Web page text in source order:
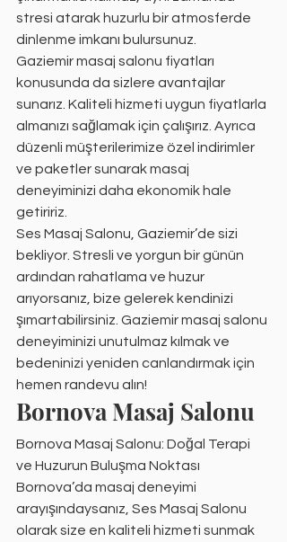
stresi atarak huzurlu bir atmosferde
dinlenme imkanı bulursunuz.
Gaziemir masaj salonu fiyatları
konusunda da sizlere avantajlar
sunarız. Kaliteli hizmeti uygun fiyatlarla
almanızı sağlamak için çalışırız. Ayrıca
düzenli müşterilerimize özel indirimler
ve paketler sunarak masaj
deneyiminizi daha ekonomik hale
getiririz.
Ses Masaj Salonu, Gaziemir’de sizi
bekliyor. Stresli ve yorgun bir günün
ardından rahatlama ve huzur
arıyorsanız, bize gelerek kendinizi
şımartabilirsiniz. Gaziemir masaj salonu
deneyiminizi unutulmaz kılmak ve
bedeninizi yeniden canlandırmak için
hemen randevu alın!
Bornova Masaj Salonu
Bornova Masaj Salonu: Doğal Terapi
ve Huzurun Buluşma Noktası
Bornova’da masaj deneyimi
arayışındaysanız, Ses Masaj Salonu
olarak size en kaliteli hizmeti sunmak